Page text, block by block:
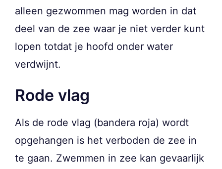
alleen gezwommen mag worden in dat
deel van de zee waar je niet verder kunt
lopen totdat je hoofd onder water
verdwijnt.
Rode vlag
Als de rode vlag (bandera roja) wordt
opgehangen is het verboden de zee in
te gaan. Zwemmen in zee kan gevaarlijk